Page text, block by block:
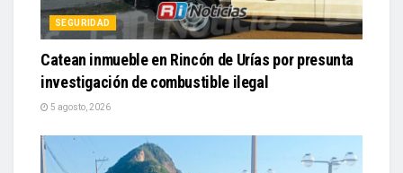
SEGURIDAD
Catean inmueble en Rincón de Urías por presunta
investigación de combustible ilegal
5 agosto, 2026